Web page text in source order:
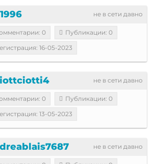
не в сети давно
0
Публикации: 0
16-05-2023
не в сети давно
0
Публикации: 0
13-05-2023
не в сети давно